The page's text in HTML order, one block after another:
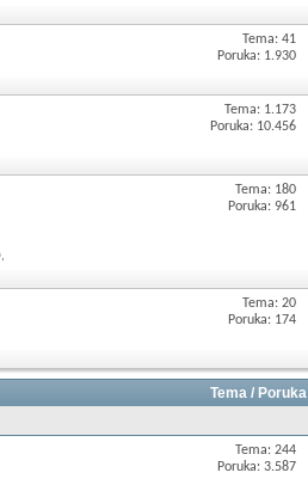
Tema: 41
Poruka: 1.930
Tema: 1.173
Poruka: 10.456
,
Tema: 180
Poruka: 961
Tema: 20
Poruka: 174
Tema / Poruka
Tema: 244
Poruka: 3.587